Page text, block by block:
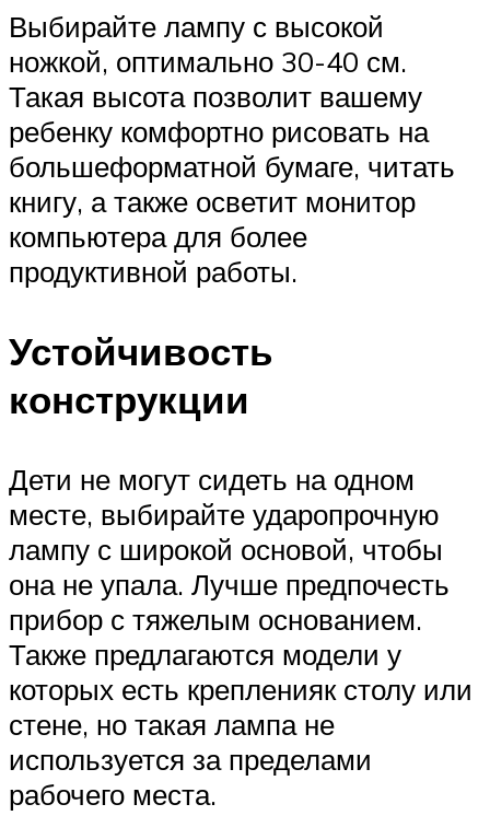
Выбирайте лампу с высокой
ножкой, оптимально 30-40 см.
Такая высота позволит вашему
ребенку комфортно рисовать на
большеформатной бумаге, читать
книгу, а также осветит монитор
компьютера для более
продуктивной работы.
Устойчивость
конструкции
Дети не могут сидеть на одном
месте, выбирайте ударопрочную
лампу с широкой основой, чтобы
она не упала. Лучше предпочесть
прибор с тяжелым основанием.
Также предлагаются модели у
которых есть крепленияк столу или
стене, но такая лампа не
используется за пределами
рабочего места.